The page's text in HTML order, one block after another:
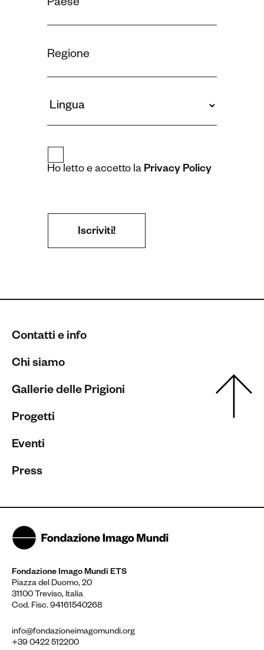
Ho letto e accetto la Privacy Policy
Contatti e info
Chi siamo
Gallerie delle Prigioni
Progetti
Eventi
Press
Fondazione Imago Mundi ETS
Piazza del Duomo, 20
31100 Treviso, Italia
Cod. Fisc. 94161540268
info@fondazioneimagomundi.org
+39 0422 512200